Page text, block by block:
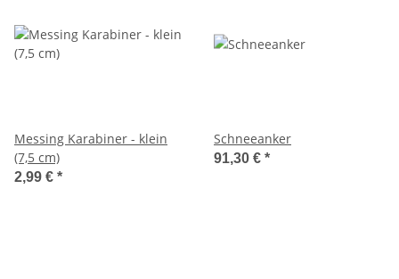
Messing Karabiner - klein
(7,5 cm)
2,99 € *
Schneeanker
91,30 € *